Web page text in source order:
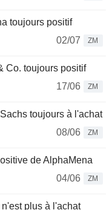
toujours positif
02/07
ZM
Co. toujours positif
17/06
ZM
toujours à l'achat
08/06
ZM
de AlphaMena
04/06
ZM
plus à l'achat